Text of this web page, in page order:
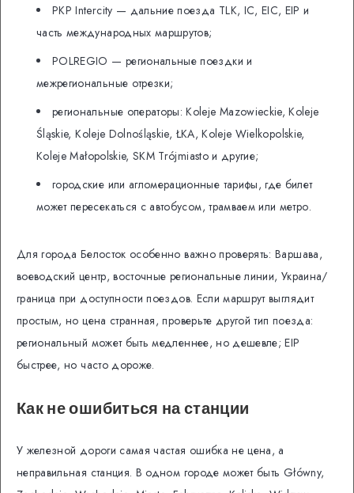
PKP Intercity — дальние поезда TLK, IC, EIC, EIP и
часть международных маршрутов;
POLREGIO — региональные поездки и
межрегиональные отрезки;
региональные операторы: Koleje Mazowieckie, Koleje
Śląskie, Koleje Dolnośląskie, ŁKA, Koleje Wielkopolskie,
Koleje Małopolskie, SKM Trójmiasto и другие;
городские или агломерационные тарифы, где билет
может пересекаться с автобусом, трамваем или метро.
Для города Белосток особенно важно проверять: Варшава,
воеводский центр, восточные региональные линии, Украина/
граница при доступности поездов. Если маршрут выглядит
простым, но цена странная, проверьте другой тип поезда:
региональный может быть медленнее, но дешевле; EIP
быстрее, но часто дороже.
Как не ошибиться на станции
У железной дороги самая частая ошибка не цена, а
неправильная станция. В одном городе может быть Główny,